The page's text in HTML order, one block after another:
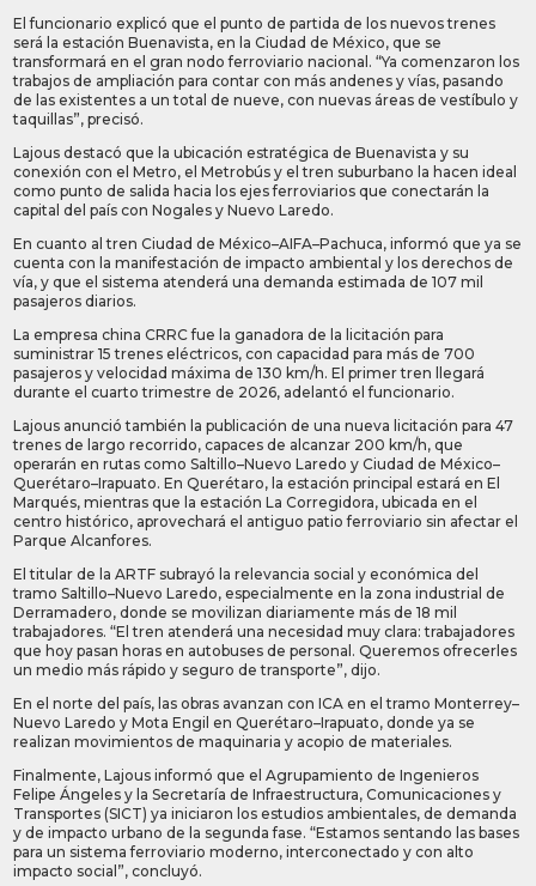
El funcionario explicó que el punto de partida de los nuevos trenes
será la estación Buenavista, en la Ciudad de México, que se
transformará en el gran nodo ferroviario nacional. “Ya comenzaron los
trabajos de ampliación para contar con más andenes y vías, pasando
de las existentes a un total de nueve, con nuevas áreas de vestíbulo y
taquillas”, precisó.
Lajous destacó que la ubicación estratégica de Buenavista y su
conexión con el Metro, el Metrobús y el tren suburbano la hacen ideal
como punto de salida hacia los ejes ferroviarios que conectarán la
capital del país con Nogales y Nuevo Laredo.
En cuanto al tren Ciudad de México–AIFA–Pachuca, informó que ya se
cuenta con la manifestación de impacto ambiental y los derechos de
vía, y que el sistema atenderá una demanda estimada de 107 mil
pasajeros diarios.
La empresa china CRRC fue la ganadora de la licitación para
suministrar 15 trenes eléctricos, con capacidad para más de 700
pasajeros y velocidad máxima de 130 km/h. El primer tren llegará
durante el cuarto trimestre de 2026, adelantó el funcionario.
Lajous anunció también la publicación de una nueva licitación para 47
trenes de largo recorrido, capaces de alcanzar 200 km/h, que
operarán en rutas como Saltillo–Nuevo Laredo y Ciudad de México–
Querétaro–Irapuato. En Querétaro, la estación principal estará en El
Marqués, mientras que la estación La Corregidora, ubicada en el
centro histórico, aprovechará el antiguo patio ferroviario sin afectar el
Parque Alcanfores.
El titular de la ARTF subrayó la relevancia social y económica del
tramo Saltillo–Nuevo Laredo, especialmente en la zona industrial de
Derramadero, donde se movilizan diariamente más de 18 mil
trabajadores. “El tren atenderá una necesidad muy clara: trabajadores
que hoy pasan horas en autobuses de personal. Queremos ofrecerles
un medio más rápido y seguro de transporte”, dijo.
En el norte del país, las obras avanzan con ICA en el tramo Monterrey–
Nuevo Laredo y Mota Engil en Querétaro–Irapuato, donde ya se
realizan movimientos de maquinaria y acopio de materiales.
Finalmente, Lajous informó que el Agrupamiento de Ingenieros
Felipe Ángeles y la Secretaría de Infraestructura, Comunicaciones y
Transportes (SICT) ya iniciaron los estudios ambientales, de demanda
y de impacto urbano de la segunda fase. “Estamos sentando las bases
para un sistema ferroviario moderno, interconectado y con alto
impacto social”, concluyó.